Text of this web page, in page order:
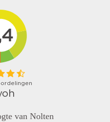
van Nolten